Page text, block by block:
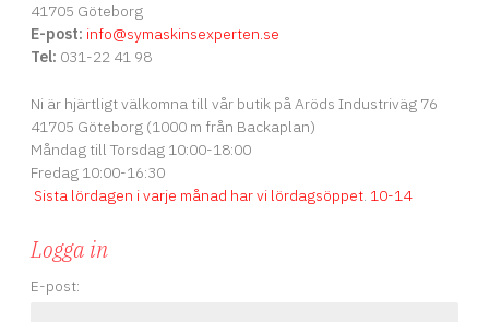
41705 Göteborg
E-post: info@symaskinsexperten.se
Tel: 031-22 41 98
Ni är hjärtligt välkomna till vår butik på Aröds Industriväg 76
41705 Göteborg (1000 m från Backaplan)
Måndag till Torsdag 10:00-18:00
Fredag 10:00-16:30
Sista lördagen i varje månad har vi lördagsöppet. 10-14
Logga in
E-post: